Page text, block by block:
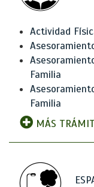
Actividad
Familia
Familia
MÁS